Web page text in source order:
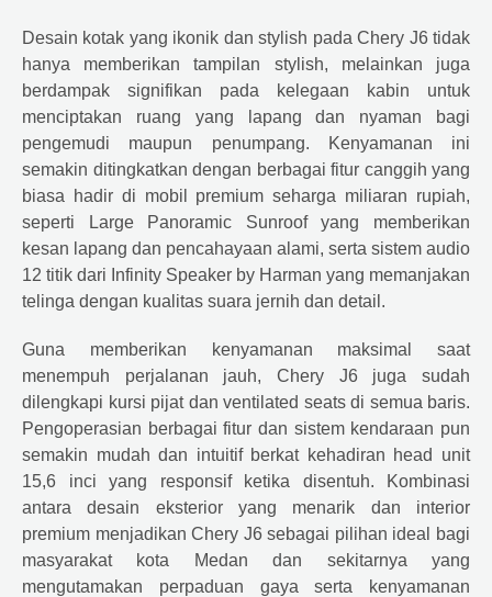
Desain kotak yang ikonik dan stylish padaChery J6 tidak
hanya memberikan tampilan stylish, melainkan juga
berdampak signifikan pada kelegaan kabin untuk
menciptakan ruang yang lapang dan nyaman bagi
pengemudi maupun penumpang. Kenyamanan ini
semakin ditingkatkan dengan berbagai fitur canggih yang
biasa hadir di mobil premium seharga miliaran rupiah,
seperti Large Panoramic Sunroof yang memberikan
kesan lapang dan pencahayaan alami, serta sistem audio
12 titik dari Infinity Speaker by Harman yang memanjakan
telinga dengan kualitas suara jernih dan detail.
Guna memberikan kenyamanan maksimal saat
menempuh perjalanan jauh, Chery J6 juga sudah
dilengkapi kursi pijat dan ventilated seats di semua baris.
Pengoperasian berbagai fitur dan sistem kendaraan pun
semakin mudah dan intuitif berkat kehadiran head unit
15,6 inci yang responsif ketika disentuh. Kombinasi
antara desain eksterior yang menarik dan interior
premium menjadikanChery J6 sebagai pilihan ideal bagi
masyarakat kota Medan dan sekitarnya yang
mengutamakan perpaduan gaya serta kenyamanan